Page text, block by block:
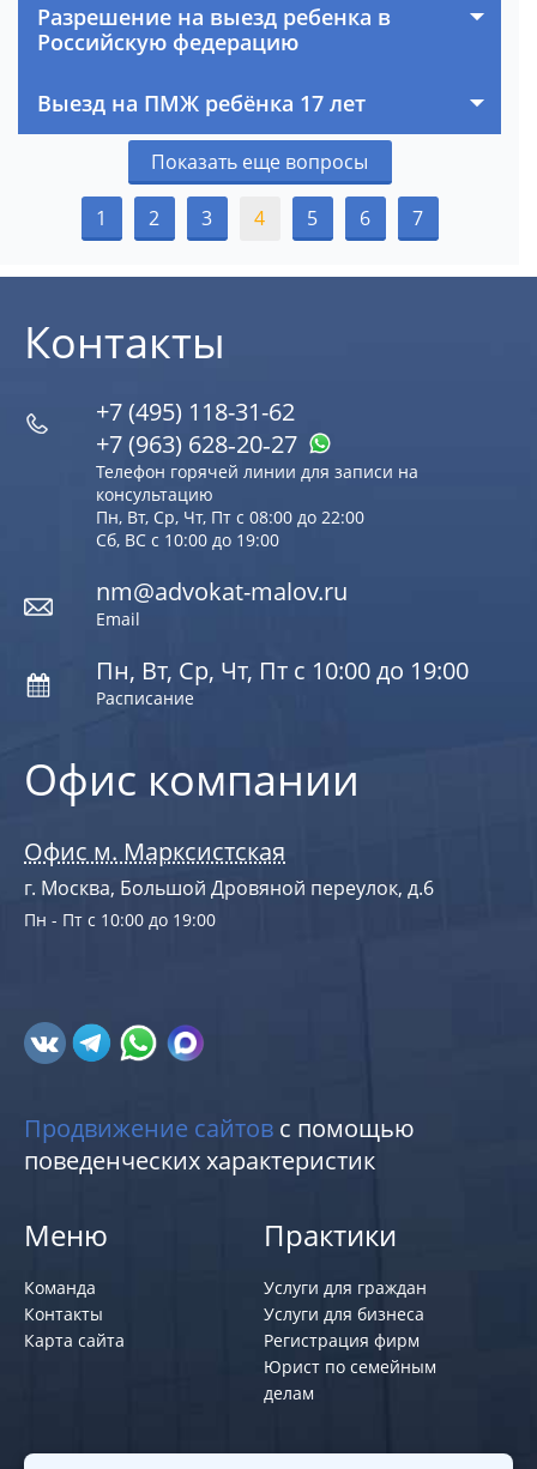
Разрешение на выезд ребенка в
Российскую федерацию
Выезд на ПМЖ ребёнка 17 лет
Показать еще вопросы
1 2 3 4 5 6 7
Офис компании
Офис м. Марксистская
г. Москва, Большой Дровяной переулок, д.6
Пн - Пт с 10:00 до 19:00
Контакты
+7 (495) 118-31-62
+7 (963) 628‑20‑27
Телефон горячей линии для записи на
консультацию
Пн, Вт, Ср, Чт, Пт с 08:00 до 22:00
Сб, ВС с 10:00 до 19:00
nm@advokat-malov.ru
Email
Пн, Вт, Ср, Чт, Пт с 10:00 до 19:00
Расписание
Продвижение сайтов с помощью
поведенческих характеристик
Меню
Команда
Контакты
Карта сайта
Практики
Услуги для граждан
Услуги для бизнеса
Регистрация фирм
Юрист по семейным
делам